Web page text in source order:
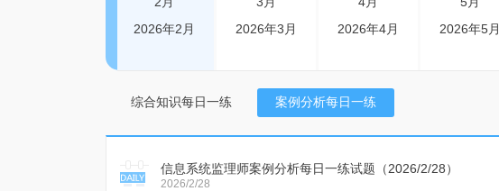
2026年5月
2026年4月
2026年3月
2026年2月
综合知识每日一练 案例分析每日一练
信息系统监理师案例分析每日一练试题（2026/2/28）
2026/2/28